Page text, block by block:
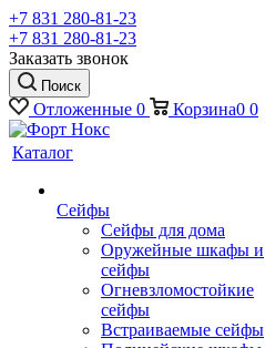
+7 831 280-81-23
+7 831 280-81-23
Заказать звонок
Поиск
Отложенные 0 Корзина0 0
Каталог
Сейфы
Сейфы для дома
Оружейные шкафы и
сейфы
Огневзломостойкие
сейфы
Встраиваемые сейфы